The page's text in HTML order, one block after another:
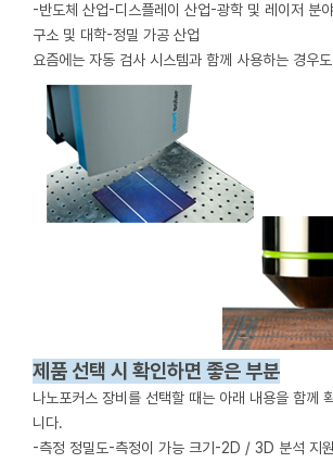
-반도체 산업-디스플레이 산업-광학 및 레이저 분야
구소 및 대학-정밀 가공 산업
요즘에는 자동 검사 시스템과 함께 사용하는 경우
제품 선택 시 확인하면 좋은 부분
나노포커스 장비를 선택할 때는 아래 내용을 함께
니다.
-측정 정밀도-측정이 가능 크기 -2D / 3D 분석 지